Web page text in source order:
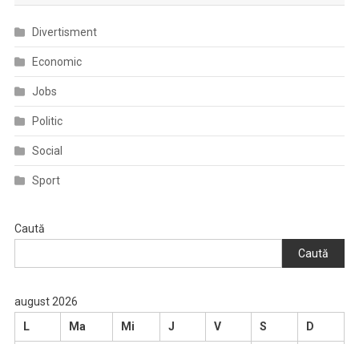
Divertisment
Economic
Jobs
Politic
Social
Sport
Caută
Caută
august 2026
L
Ma Mi J V S D